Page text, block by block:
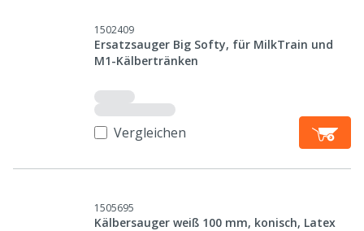
1502409
Ersatzsauger Big Softy, für MilkTrain und
M1-Kälbertränken
Vergleichen
1505695
Kälbersauger weiß 100 mm, konisch, Latex